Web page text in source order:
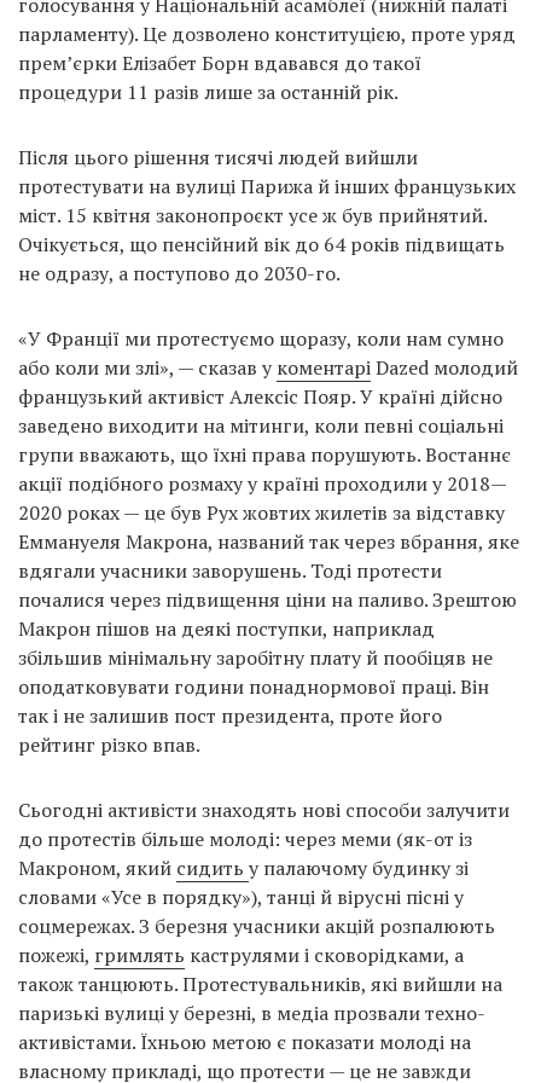
парламенту). Це дозволено конституцією, проте уряд
прем’єрки Елізабет Борн вдавався до такої
процедури 11 разів лише за останній рік.
Після цього рішення тисячі людей вийшли
протестувати на вулиці Парижа й інших французьких
міст. 15 квітня законопроєкт усе ж був прийнятий.
Очікується, що пенсійний вік до 64 років підвищать
не одразу, а поступово до 2030-го.
«У Франції ми протестуємо щоразу, коли нам сумно
або коли ми злі», — сказав укоментаріDazed молодий
французький активіст Алексіс Пояр. У країні дійсно
заведено виходити на мітинги, коли певні соціальні
групи вважають, що їхні права порушують. Востаннє
акції подібного розмаху у країні проходили у 2018—
2020 роках — це був Рух жовтих жилетів за відставку
Еммануеля Макрона, названий так через вбрання, яке
вдягали учасники заворушень. Тоді протести
почалися через підвищення ціни на паливо. Зрештою
Макрон пішов на деякі поступки, наприклад
збільшив мінімальну заробітну плату й пообіцяв не
оподатковувати години понаднормової праці. Він
так і не залишив пост президента, проте його
рейтинг різко впав.
Сьогодні активісти знаходять нові способи залучити
до протестів більше молоді: через меми (як-от із
Макроном, який сидить у палаючому будинку зі
словами «Усе в порядку»), танці й вірусні пісні у
соцмережах. З березня учасники акцій розпалюють
пожежі, гримлять каструлями і сковорідками, а
також танцюють. Протестувальників, які вийшли на
паризькі вулиці у березні, в медіа прозвали техно-
активістами. Їхньою метою є показати молоді на
власному прикладі, що протести — це не завжди